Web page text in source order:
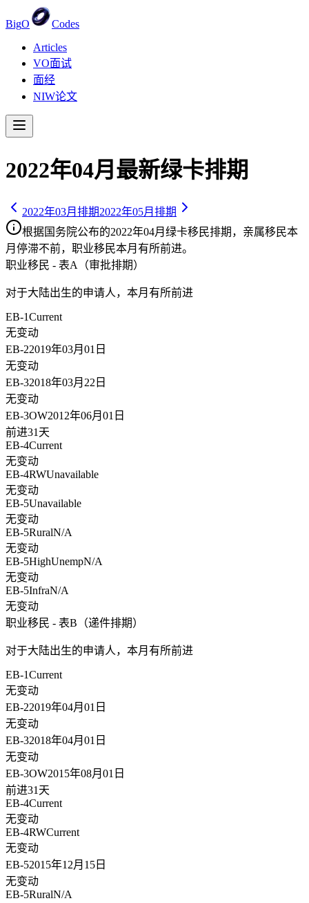
BigO
Codes
Articles
VO面试
面经
NIW论文
2022年04月最新绿卡排期
2022年03月排期2022年05月排期
根据国务院公布的2022年04月绿卡移民排期，亲属移民本
月停滞不前，职业移民本月有所前进。
职业移民 - 表A（审批排期）
对于大陆出生的申请人， 本月有所前进
EB-1Current
无变动
EB-22019年03月01日
无变动
EB-32018年03月22日
无变动
EB-3OW2012年06月01日
前进31天
EB-4Current
无变动
EB-4RWUnavailable
无变动
EB-5Unavailable
无变动
EB-5RuralN/A
无变动
EB-5HighUnempN/A
无变动
EB-5InfraN/A
无变动
职业移民 - 表B（递件排期）
对于大陆出生的申请人， 本月有所前进
EB-1Current
无变动
EB-22019年04月01日
无变动
EB-32018年04月01日
无变动
EB-3OW2015年08月01日
前进31天
EB-4Current
无变动
EB-4RWCurrent
无变动
EB-52015年12月15日
无变动
EB-5RuralN/A